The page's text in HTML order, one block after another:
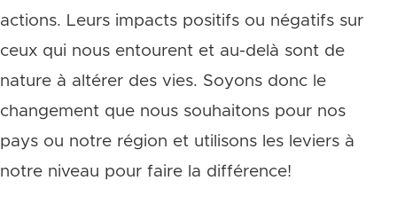
actions. Leurs impacts positifs ou négatifs sur
ceux qui nous entourent et au-delà sont de
nature à altérer des vies. Soyons donc le
changement que nous souhaitons pour nos
pays ou notre région et utilisons les leviers à
notre niveau pour faire la différence!